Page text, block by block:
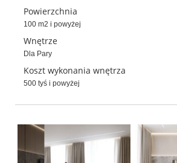
Powierzchnia
100 m2 i powyżej
Wnętrze
Dla Pary
Koszt wykonania wnętrza
500 tyś i powyżej